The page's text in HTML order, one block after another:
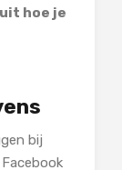
hoe je
bij